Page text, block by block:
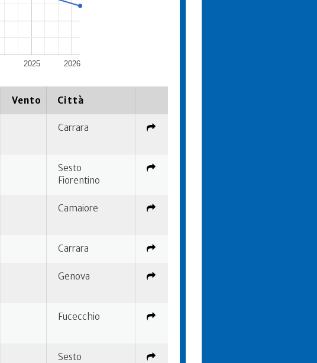
2025 2026
Vento Città
Carrara
Sesto
Fiorentino
Camaiore
Carrara
Genova
Fucecchio
Sesto